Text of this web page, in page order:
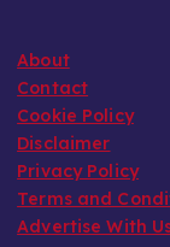
About
Contact
Cookie Policy
Disclaimer
Privacy Policy
Terms and
Advertise With